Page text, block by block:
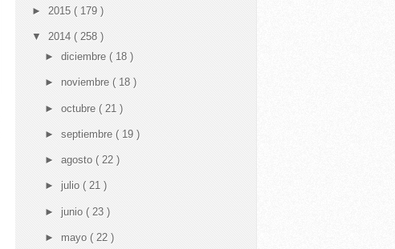
► 2015 ( 179 )
▼ 2014 ( 258 )
► diciembre ( 18 )
► noviembre ( 18 )
► octubre ( 21 )
► septiembre ( 19 )
► agosto ( 22 )
► julio ( 21 )
► junio ( 23 )
► mayo ( 22 )